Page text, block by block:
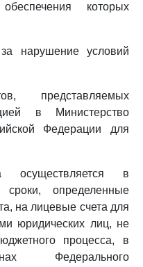
которых
нарушение условий
представляемых
в Министерство
Федерации для
осуществляется в
определенные
на лицевые счета для
юридических лиц, не
процесса, в
Федерального